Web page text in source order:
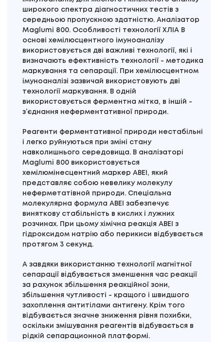
широкого спектра діагностичних тестів з
середньою пропускною здатністю. Аналізатор
Maglumi 800. Особливості технології ХЛІА В
основі хемілюсцентного імуноаналізу
використовується дві важливі технології, які і
визначають ефективність технології - методика
маркування та сепарації. При хемілюсцентном
імуноаналізі зазвичай використовують дві
технології маркування. В одній
використовується ферментна мітка, в іншій -
з’єднання неферментативної природи.
Реагенти ферментативної природи нестабільні
і легко руйнуються при зміні стану
навколишнього середовища. В аналізаторі
Maglumi 800 використовується
хемілюмінесцентний маркер ABEI, який
представляє собою невелику молекулу
неферметатівной природи. Спеціальна
молекулярна формула ABEI забезпечує
виняткову стабільність в кислих і лужних
розчинах. При цьому хімічна реакція ABEI з
гідроксидом натрію або перикиси відбувається
протягом 3 секунд.
А завдяки використанню технології магнітної
сепарації відбувається зменшення час реакції
за рахунок збільшення реакційної зони,
збільшення чутливості - кращого і швидшого
захоплення антитілами антигену. Крім того
відбувається значне зниження рівня похибки,
оскільки змішування реагентів відбувається в
рідкій сепарационной платформі.